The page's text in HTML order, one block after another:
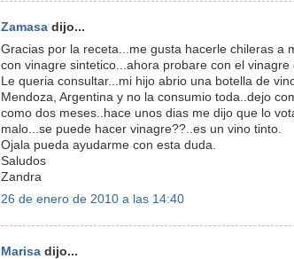
Zamasa dijo...
Gracias por la receta...me gusta hacerle chileras a
con vinagre sintetico...ahora probare con el vinagre
Le queria consultar...mi hijo abrio una botella de
Mendoza, Argentina y no la consumio toda..dejo
como dos meses..hace unos dias me dijo que lo
malo...se puede hacer vinagre??..es un vino tinto.
Ojala pueda ayudarme con esta duda.
Saludos
Zandra
26 de enero de 2010 a las 14:40
Marisa dijo...